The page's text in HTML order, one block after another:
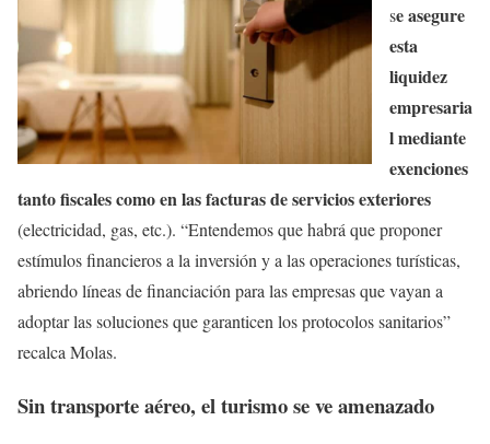
se asegure
esta
liquidez
empresaria
l mediante
exenciones
tanto fiscales como en las facturas de servicios exteriores
(electricidad, gas, etc.). “Entendemos que habrá que proponer
estímulos financieros a la inversión y a las operaciones turísticas,
abriendo líneas de financiación para las empresas que vayan a
adoptar las soluciones que garanticen los protocolos sanitarios”
recalca Molas.
Sin transporte aéreo, el turismo se ve amenazado